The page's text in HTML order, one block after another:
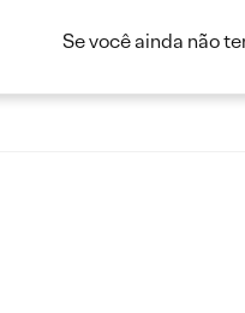
Se você ainda não